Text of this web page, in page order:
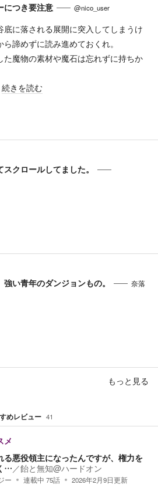
につき要注意
@nico_user
に落される展開に突入してしまうけ
諦めずに読み進めておくれ。
た魔物の素材や魔石は忘れずに持ちか
続きを読む
クロールしてました。
い青年のダンジョンもの。
奈落
もっと見る
めレビュー 41
メ
る悪役領主になったんですが、権力を
… ／飴と無知@ハードオン
ー 連載中 75話 2026年2月9日更新